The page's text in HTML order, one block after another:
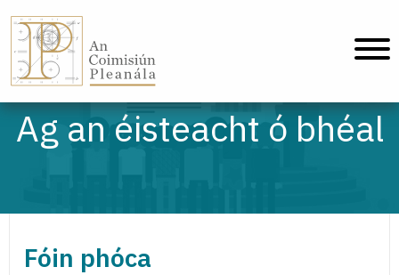
Ag an éisteacht ó bhéal
Fóin phóca